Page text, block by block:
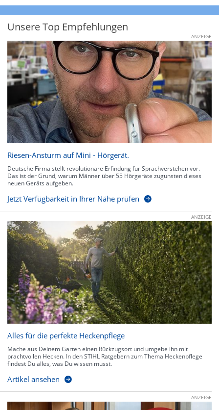
Unsere Top Empfehlungen
ANZEIGE
Riesen-Ansturm auf Mini - Hörgerät.
Deutsche Firma stellt revolutionäre Erfindung für Sprachverstehen vor.
Das ist der Grund, warum Männer über 55 Hörgeräte zugunsten dieses
neuen Geräts aufgeben.
Jetzt Verfügbarkeit in Ihrer Nähe prüfen
ANZEIGE
Alles für die perfekte Heckenpflege
Mache aus Deinem Garten einen Rückzugsort und umgebe ihn mit
prachtvollen Hecken. In den STIHL Ratgebern zum Thema Heckenpflege
findest Du alles, was Du wissen musst.
Artikel ansehen
ANZEIGE